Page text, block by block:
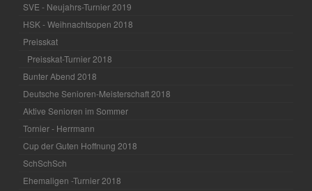
SVE - Neujahrs-Turnier 2019
HSK - Weihnachtsopen 2018
Preisskat
Preisskat-Turnier 2018
Bunter Abend 2018
Deutsche Senioren-Meisterschaft 2018
Aktive Senioren im Sommer
Tornier - Herrmann
Cup der Guten Hoffnung 2018
SchSchSch
Ehemaligen -Turnier 2018